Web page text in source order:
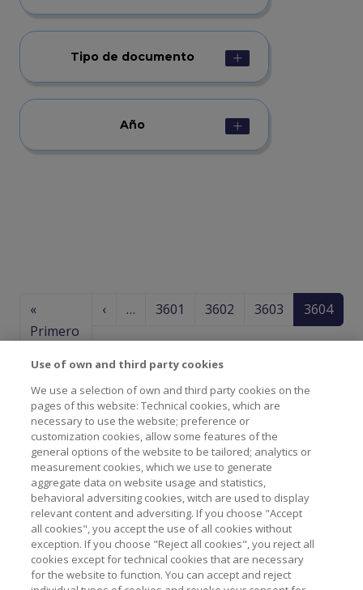
Paginación
«
Primero
‹Página anterior
… 3601 3602 3603 3604
Tipo de documento
Año
Pie de página
Contacto
Aviso Legal y Política de Privacidad
Política de cookies
Accesibilidad
Use of own and third party cookies
We use a selection of own and third party cookies on the
pages of this website: Technical cookies, which are
necessary to use the website; preference or
customization cookies, allow some features of the
general options of the website to be tailored; analytics or
measurement cookies, which we use to generate
aggregate data on website usage and statistics,
behavioral adversiting cookies, witch are used to display
relevant content and adversiting. If you choose "Accept
all cookies", you accept the use of all cookies without
exception. If you choose "Reject all cookies", you reject all
cookies except for technical cookies that are necessary
for the website to function. You can accept and reject